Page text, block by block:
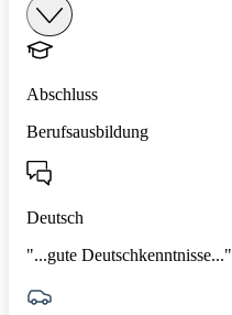
Abschluss
Berufsausbildung
Deutsch
"...gute Deutschkenntnisse..."